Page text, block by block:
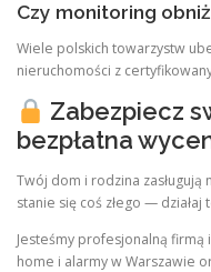
Czy monitoring
Wiele polskich towarzystw
nieruchomości z
Zabezpiecz
bezpłatna
Twój dom i rodzina zasługują
stanie się coś złego — działaj
Jesteśmy profesjonalną firmą
home i alarmy w Warszawie